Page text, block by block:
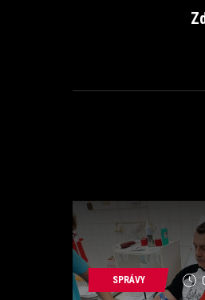
SPRÁVY